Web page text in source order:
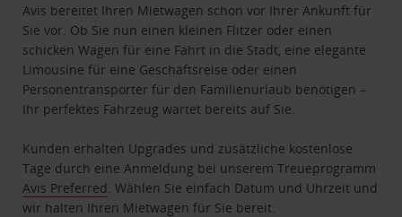
Avis bereitet Ihren Mietwagen schon vor Ihrer Ankunft für
Sie vor. Ob Sie nun einen kleinen Flitzer oder einen
schicken Wagen für eine Fahrt in die Stadt, eine elegante
Limousine für eine Geschäftsreise oder einen
Personentransporter für den Familienurlaub benötigen –
Ihr perfektes Fahrzeug wartet bereits auf Sie.
Kunden erhalten Upgrades und zusätzliche kostenlose
Tage durch eine Anmeldung bei unserem Treueprogramm
Avis Preferred . Wählen Sie einfach Datum und Uhrzeit und
wir halten Ihren Mietwagen für Sie bereit.